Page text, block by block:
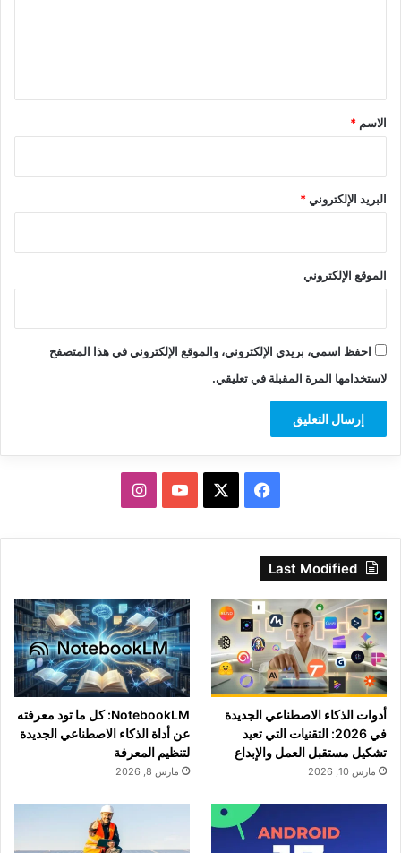
*
الاسم *
البريد الإلكتروني*
الموقع الإلكتروني
احفظ اسمي، بريدي الإلكتروني، والموقع الإلكتروني في هذا المتصفح
لاستخدامها المرة المقبلة في تعليقي.
فيسبوك ‫YouTubeانستقرام
Last Modified
أدوات الذكاء الاصطناعي الجديدة
في 2026: التقنيات التي تعيد
تشكيل مستقبل العمل والإبداع
مارس 10, 2026
NotebookLM: كل ما تود معرفته
عن أداة الذكاء الاصطناعي الجديدة
لتنظيم المعرفة
مارس 8, 2026